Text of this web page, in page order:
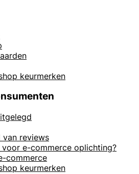
keurmerken
van reviews
e-commerce oplichting?
commerce
keurmerken